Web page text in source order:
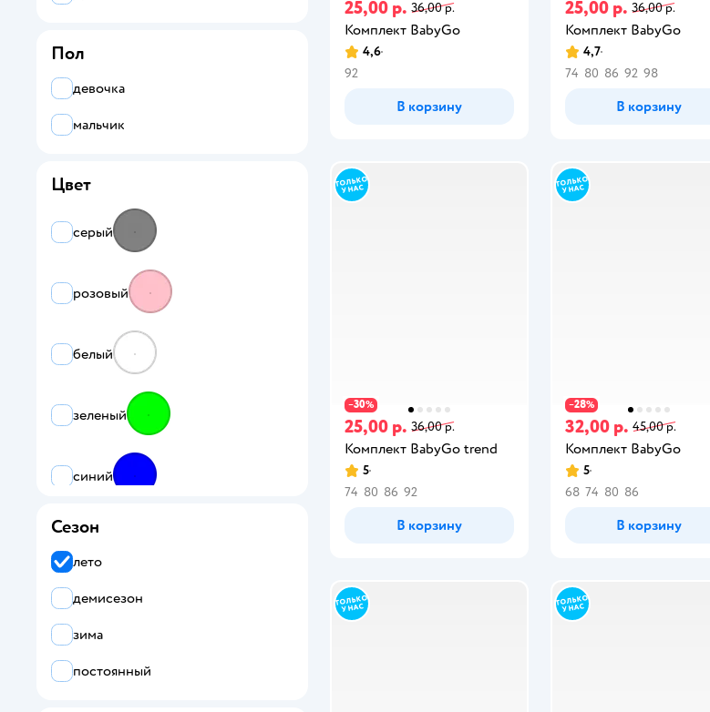
25,00 р. 36,00 р.
Комплект BabyGo
4,6
92
В корзину
25,00 р. 36,00 р.
Комплект BabyGo
4,7
74 80 86 92 98
В корзину
−30%
25,00 р. 36,00 р.
Комплект BabyGo trend
5
74 80 86 92
В корзину
−28%
32,00 р. 45,00 р.
Комплект BabyGo
5
68 74 80 86
В корзину
Пол
девочка
мальчик
Цвет
серый
розовый
белый
зеленый
синий
фиолетовый
черный
Сезон
лето
демисезон
зима
постоянный